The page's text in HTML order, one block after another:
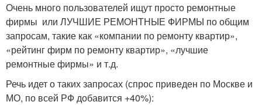
Очень много пользователей ищут просто ремонтные
фирмы или ЛУЧШИЕ РЕМОНТНЫЕ ФИРМЫ по общим
запросам, такие как «компании по ремонту квартир»,
«рейтинг фирм по ремонту квартир», «лучшие
ремонтные фирмы» и т.д.
Речь идет о таких запросах (спрос приведен по Москве и
МО, по всей РФ добавится +40%):